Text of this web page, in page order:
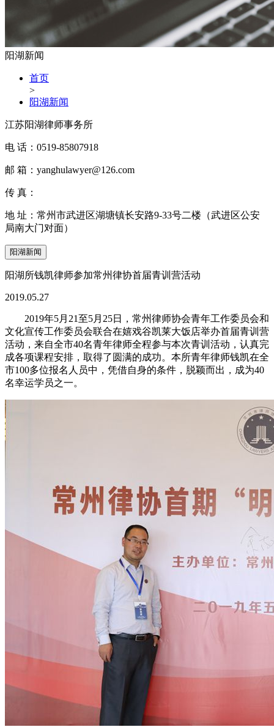
阳湖新闻
首页
>
阳湖新闻
江苏阳湖律师事务所
电 话： 0519-85807918
邮 箱： yanghulawyer@126.com
传 真：
地 址： 常州市武进区湖塘镇长安路9-33号二楼（武进区公安
局南大门对面）
阳湖新闻
阳湖所钱凯律师参加常州律协首届青训营活动
2019.05.27
2019年5月21至5月25日，常州律师协会青年工作委员会和
文化宣传工作委员会联合在嬉戏谷凯莱大饭店举办首届青训营
活动，来自全市40名青年律师全程参与本次青训活动，认真完
成各项课程安排，取得了圆满的成功。本所青年律师钱凯在全
市100多位报名人员中，凭借自身的条件，脱颖而出，成为40
名幸运学员之一。